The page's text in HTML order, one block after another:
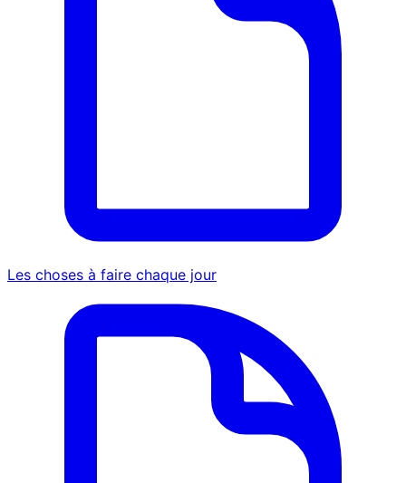
Les choses à faire chaque jour